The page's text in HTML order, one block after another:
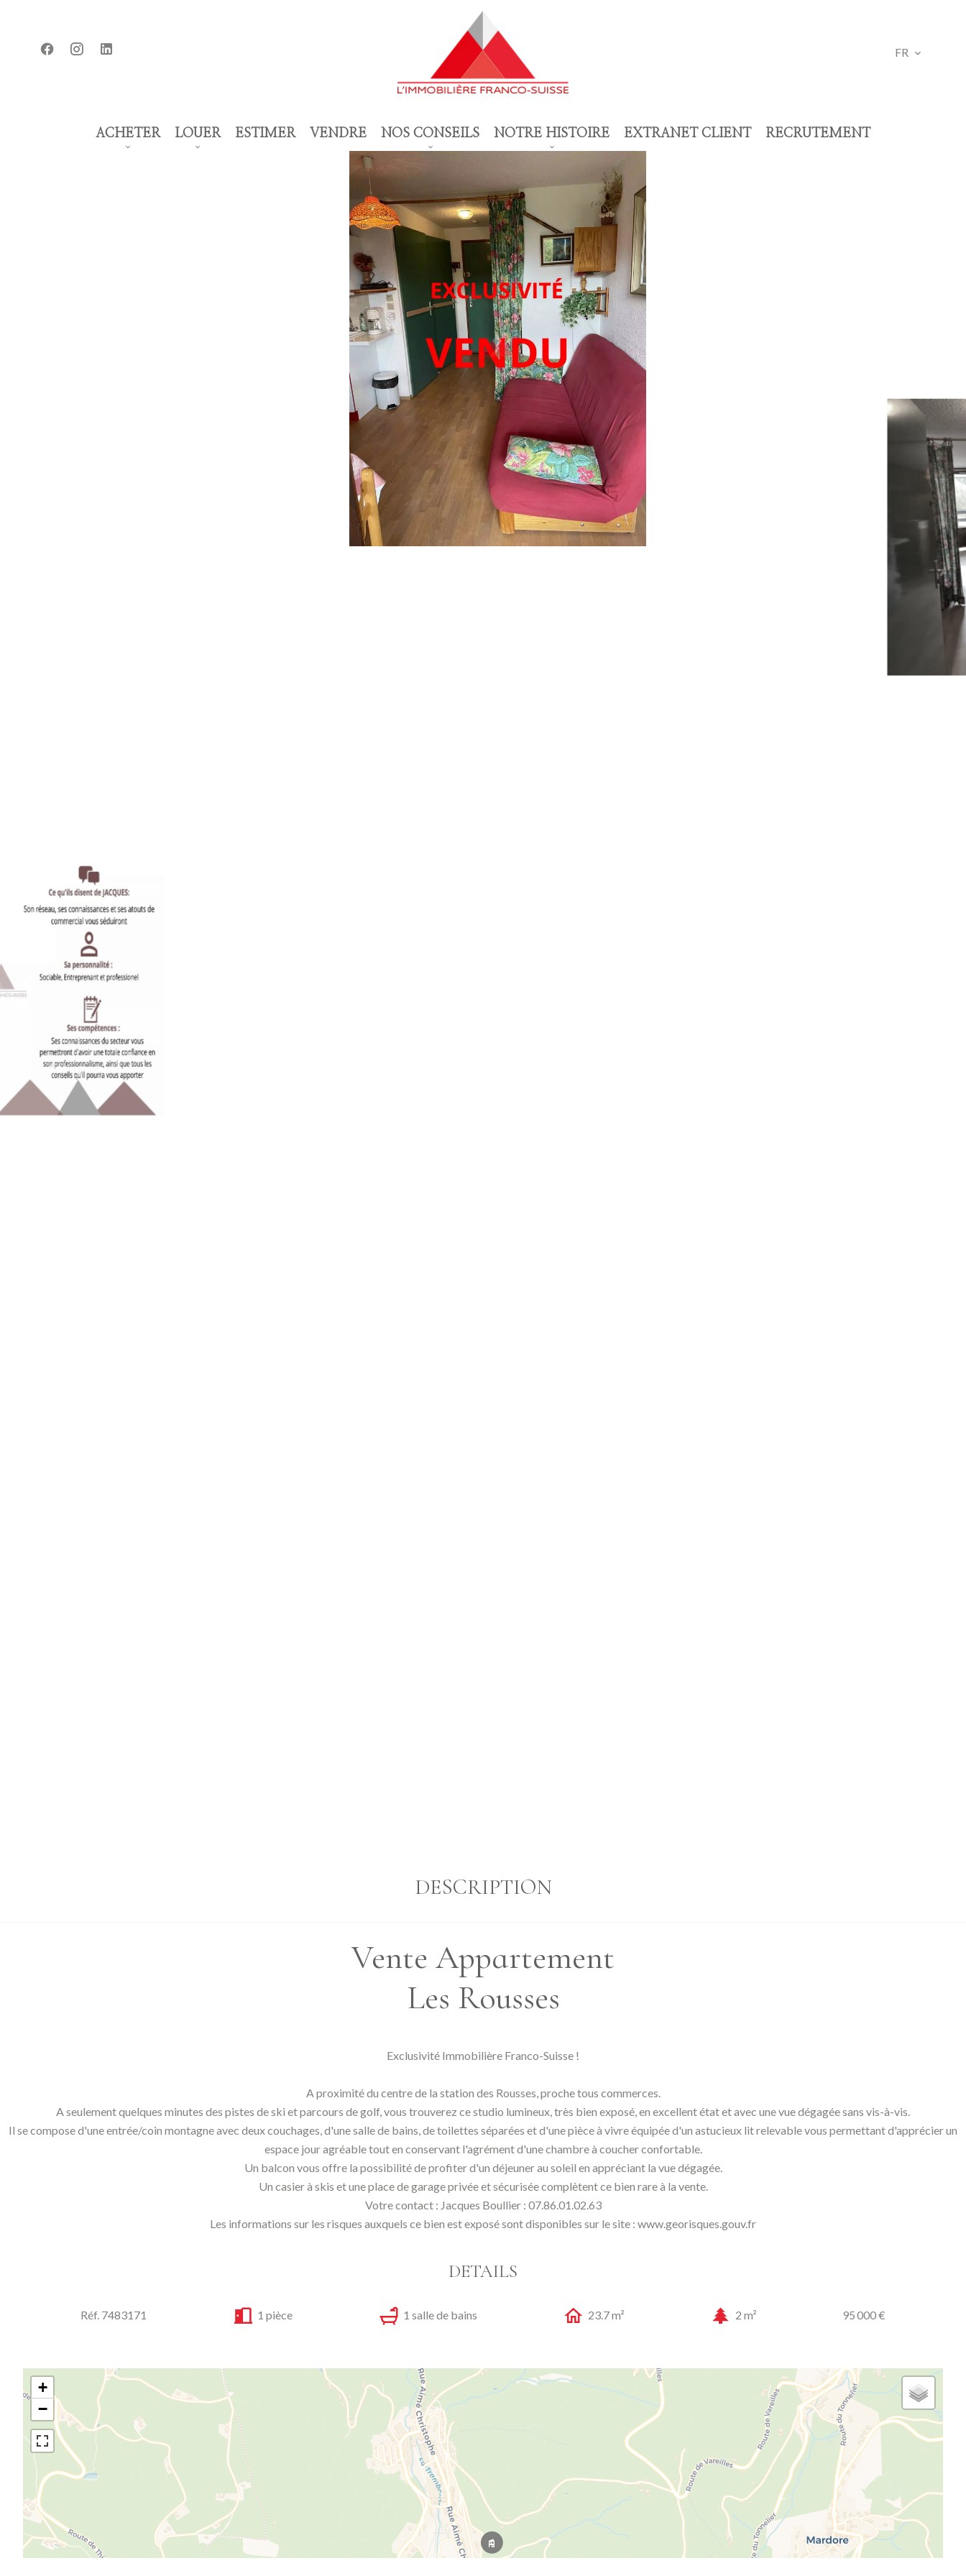
ACHETER LOUER ESTIMER VENDRE NOS CONSEILS NOTRE HISTOIRE EXTRANET CLIENT RECRUTEMENT
FR
DESCRIPTION
Vente Appartement
Les Rousses
Exclusivité Immobilière Franco-Suisse !
A proximité du centre de la station des Rousses, proche tous commerces.
A seulement quelques minutes des pistes de ski et parcours de golf, vous trouverez ce studio lumineux, très bien exposé, en excellent état et avec une vue dégagée sans vis-à-vis.
Il se compose d'une entrée/coin montagne avec deux couchages, d'une salle de bains, de toilettes séparées et d'une pièce à vivre équipée d'un astucieux lit relevable vous permettant d'apprécier un
espace jour agréable tout en conservant l'agrément d'une chambre à coucher confortable.
Un balcon vous offre la possibilité de profiter d'un déjeuner au soleil en appréciant la vue dégagée.
Un casier à skis et une place de garage privée et sécurisée complètent ce bien rare à la vente.
Votre contact : Jacques Boullier : 07.86.01.02.63
Les informations sur les risques auxquels ce bien est exposé sont disponibles sur le site : www.georisques.gouv.fr
DETAILS
Réf. 7483171 1 pièce 1 salle de bains 23.7 m² 2 m² 95 000 €
+
−